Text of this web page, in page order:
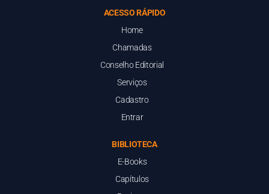
ACESSO RÁPIDO
Home
Chamadas
Conselho Editorial
Serviços
Cadastro
Entrar
BIBLIOTECA
E-Books
Capítulos